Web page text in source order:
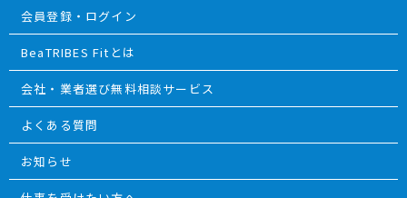
会員登録・ログイン
BeaTRIBES Fitとは
会社・業者選び無料相談サービス
よくある質問
お知らせ